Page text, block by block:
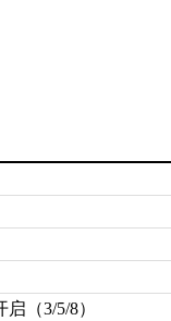
（3/5/8）